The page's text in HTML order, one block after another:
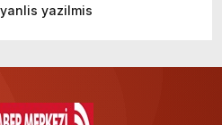
yazilmis